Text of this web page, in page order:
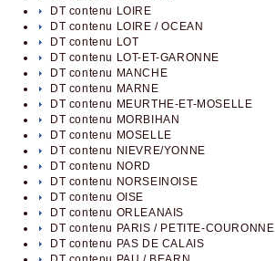
DT contenu LOIRE
DT contenu LOIRE / OCEAN
DT contenu LOT
DT contenu LOT-ET-GARONNE
DT contenu MANCHE
DT contenu MARNE
DT contenu MEURTHE-ET-MOSELLE
DT contenu MORBIHAN
DT contenu MOSELLE
DT contenu NIEVRE/YONNE
DT contenu NORD
DT contenu NORSEINOISE
DT contenu OISE
DT contenu ORLEANAIS
DT contenu PARIS / PETITE-COURONNE
DT contenu PAS DE CALAIS